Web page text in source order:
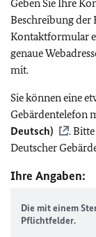
Geben Sie Ihre
Beschreibung der
Kontaktformular
genaue
mit.
Sie können eine
Gebärdentelefon
Deutsch)
.
Deutscher
Ihre Angaben:
Die mit einem
Pflichtfelder.